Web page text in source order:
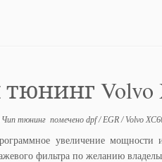
Volvo
Чип тюнинг помеченоdpf/EGR/ Volvo
увеличение мощности
фильтра по желанию